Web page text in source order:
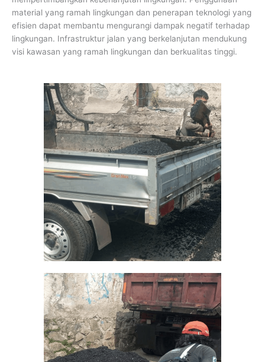
material yang ramah lingkungan dan penerapan teknologi yang
efisien dapat membantu mengurangi dampak negatif terhadap
lingkungan. Infrastruktur jalan yang berkelanjutan mendukung
visi kawasan yang ramah lingkungan dan berkualitas tinggi.